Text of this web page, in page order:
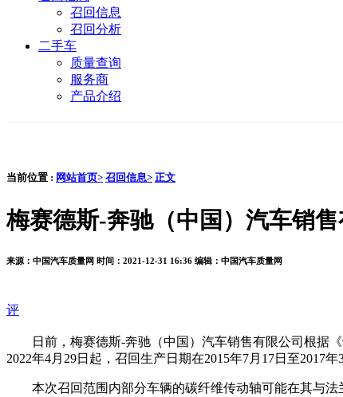
召回信息
召回分析
二手车
质量查询
服务商
产品介绍
当前位置 : 网站首页> 召回信息> 正文
梅赛德斯-奔驰（中国）汽车销
来源：中国汽车质量网 时间：2021-12-31 16:36 编辑：中国汽车质量网
评
日前，梅赛德斯-奔驰（中国）汽车销售有限公司根据
2022年4月29日起，召回生产日期在2015年7月17日至2017
本次召回范围内部分车辆的碳纤维传动轴可能在其与